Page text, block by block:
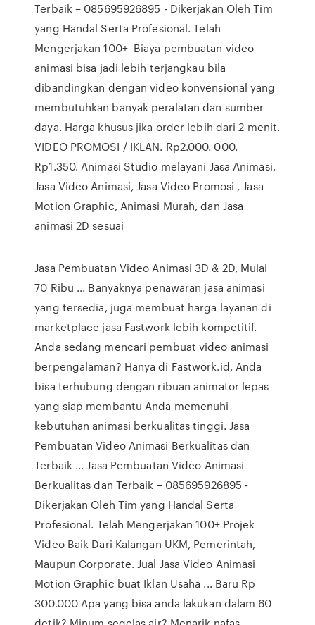
Terbaik – 085695926895 - Dikerjakan Oleh Tim
yang Handal Serta Profesional. Telah
Mengerjakan 100+ Biaya pembuatan video
animasi bisa jadi lebih terjangkau bila
dibandingkan dengan video konvensional yang
membutuhkan banyak peralatan dan sumber
daya. Harga khusus jika order lebih dari 2 menit.
VIDEO PROMOSI / IKLAN. Rp2.000. 000.
Rp1.350. Animasi Studio melayani Jasa Animasi,
Jasa Video Animasi, Jasa Video Promosi , Jasa
Motion Graphic, Animasi Murah, dan Jasa
animasi 2D sesuai
Jasa Pembuatan Video Animasi 3D & 2D, Mulai
70 Ribu ... Banyaknya penawaran jasa animasi
yang tersedia, juga membuat harga layanan di
marketplace jasa Fastwork lebih kompetitif.
Anda sedang mencari pembuat video animasi
berpengalaman? Hanya di Fastwork.id, Anda
bisa terhubung dengan ribuan animator lepas
yang siap membantu Anda memenuhi
kebutuhan animasi berkualitas tinggi. Jasa
Pembuatan Video Animasi Berkualitas dan
Terbaik ... Jasa Pembuatan Video Animasi
Berkualitas dan Terbaik – 085695926895 -
Dikerjakan Oleh Tim yang Handal Serta
Profesional. Telah Mengerjakan 100+ Projek
Video Baik Dari Kalangan UKM, Pemerintah,
Maupun Corporate. Jual Jasa Video Animasi
Motion Graphic buat Iklan Usaha ... Baru Rp
300.000 Apa yang bisa anda lakukan dalam 60